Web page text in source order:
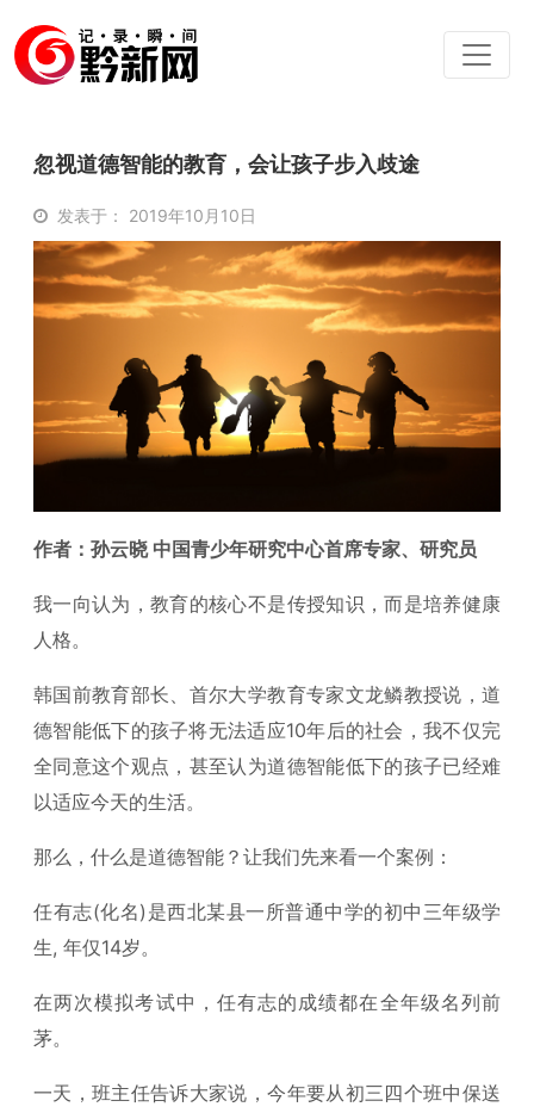
忽视道德智能的教育，会让孩子步入歧途
发表于： 2019年10月10日
作者：孙云晓 中国青少年研究中心首席专家、研究员
我一向认为，教育的核心不是传授知识，而是培养健康
人格。
韩国前教育部长、首尔大学教育专家文龙鳞教授说，道
德智能低下的孩子将无法适应10年后的社会，我不仅完
全同意这个观点，甚至认为道德智能低下的孩子已经难
以适应今天的生活。
那么，什么是道德智能？让我们先来看一个案例：
任有志(化名)是西北某县一所普通中学的初中三年级学
生, 年仅14岁。
在两次模拟考试中，任有志的成绩都在全年级名列前
茅。
一天，班主任告诉大家说，今年要从初三四个班中保送